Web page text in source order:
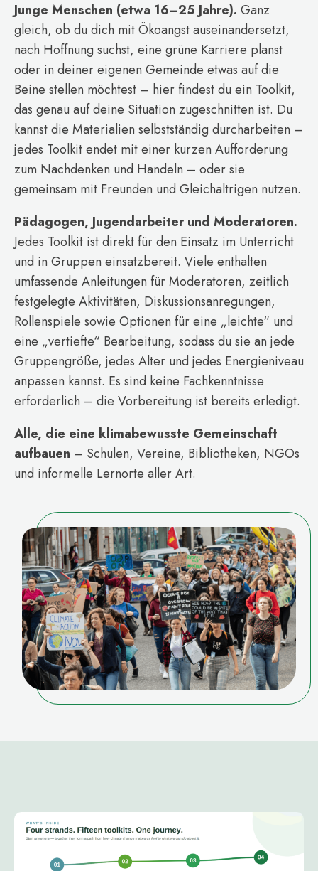
Junge Menschen (etwa 16–25 Jahre). Ganz
gleich, ob du dich mit Ökoangst auseinandersetzt,
nach Hoffnung suchst, eine grüne Karriere planst
oder in deiner eigenen Gemeinde etwas auf die
Beine stellen möchtest – hier findest du ein Toolkit,
das genau auf deine Situation zugeschnitten ist. Du
kannst die Materialien selbstständig durcharbeiten –
jedes Toolkit endet mit einer kurzen Aufforderung
zum Nachdenken und Handeln – oder sie
gemeinsam mit Freunden und Gleichaltrigen nutzen.
Pädagogen, Jugendarbeiter und Moderatoren.
Jedes Toolkit ist direkt für den Einsatz im Unterricht
und in Gruppen einsatzbereit. Viele enthalten
umfassende Anleitungen für Moderatoren, zeitlich
festgelegte Aktivitäten, Diskussionsanregungen,
Rollenspiele sowie Optionen für eine „leichte“ und
eine „vertiefte“ Bearbeitung, sodass du sie an jede
Gruppengröße, jedes Alter und jedes Energieniveau
anpassen kannst. Es sind keine Fachkenntnisse
erforderlich – die Vorbereitung ist bereits erledigt.
Alle, die eine klimabewusste Gemeinschaft
aufbauen – Schulen, Vereine, Bibliotheken, NGOs
und informelle Lernorte aller Art.